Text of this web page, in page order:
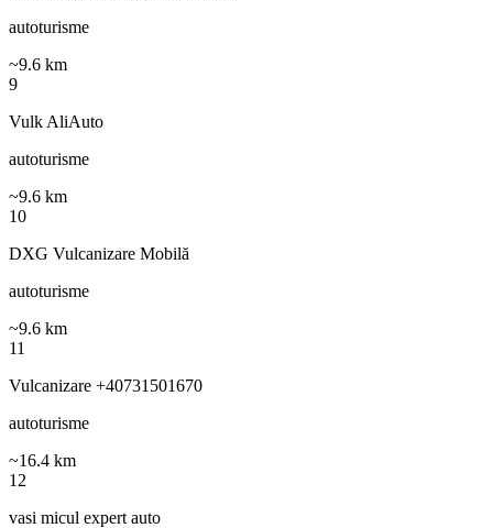
autoturisme
~9.6 km
9
Vulk AliAuto
autoturisme
~9.6 km
10
DXG Vulcanizare Mobilă
autoturisme
~9.6 km
11
Vulcanizare +40731501670
autoturisme
~16.4 km
12
vasi micul expert auto